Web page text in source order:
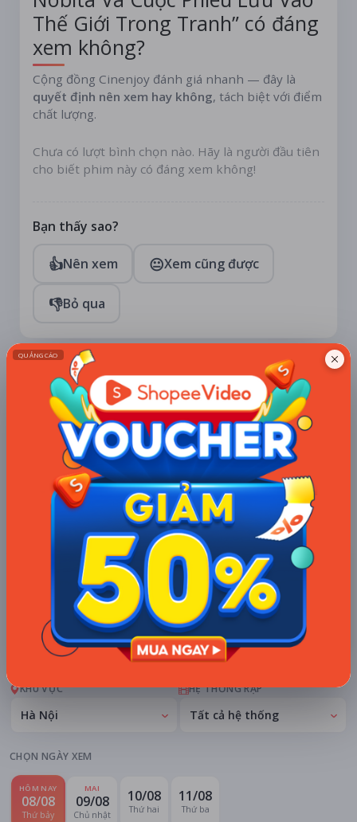
Thế Giới Trong Tranh” có đáng
xem không?
Cộng đồng Cinenjoy đánh giá nhanh — đây là
quyết định nên xem hay không, tách biệt với điểm
chất lượng.
Chưa có lượt bình chọn nào. Hãy là người đầu tiên
cho biết phim này có đáng xem không!
Bạn thấy sao?
👍Nên xem 😐Xem cũng được
👎Bỏ qua
TÀI TRỢ
Quạt mini GOOJODOQ 4000
mAh di động
Khuyến mãi + free ship
Xem khuyến mãi
LỊCH CHIẾU BÌNH LUẬN TIN TỨC
KHU VỰC
Hà Nội
HỆ THỐNG RẠP
Tất cả hệ thống
CHỌN NGÀY XEM
HÔM NAY
08/08
Thứ bảy
MAI
09/08
Chủ nhật
10/08
Thứ hai
11/08
Thứ ba